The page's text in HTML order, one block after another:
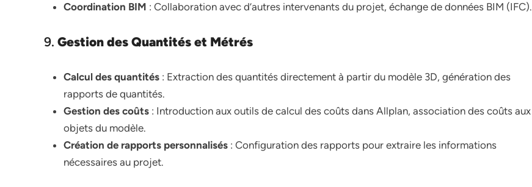
Coordination BIM : Collaboration avec d’autres intervenants du projet, échange de données BIM (IFC).
9. Gestion des Quantités et Métrés
Calcul des quantités : Extraction des quantités directement à partir du modèle 3D, génération des
rapports de quantités.
Gestion des coûts : Introduction aux outils de calcul des coûts dans Allplan, association des coûts aux
objets du modèle.
Création de rapports personnalisés : Configuration des rapports pour extraire les informations
nécessaires au projet.